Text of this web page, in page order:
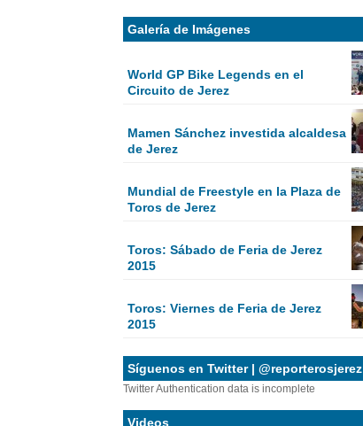
Galería de Imágenes
World GP Bike Legends en el
Circuito de Jerez
Mamen Sánchez investida alcaldesa
de Jerez
Mundial de Freestyle en la Plaza de
Toros de Jerez
Toros: Sábado de Feria de Jerez
2015
Toros: Viernes de Feria de Jerez
2015
Síguenos en Twitter | @reporterosjerez
Twitter Authentication data is incomplete
Videos